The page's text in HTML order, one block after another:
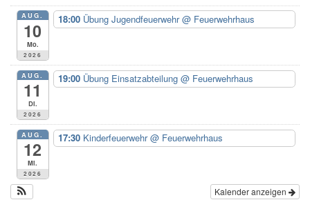
n
:
AUG.
10
Mo.
2026
18:00 Übung Jugendfeuerwehr@ Feuerwehrhaus
AUG.
11
Di.
2026
19:00 Übung Einsatzabteilung @ Feuerwehrhaus
AUG.
12
Mi.
2026
17:30 Kinderfeuerwehr@ Feuerwehrhaus
Kalender anzeigen